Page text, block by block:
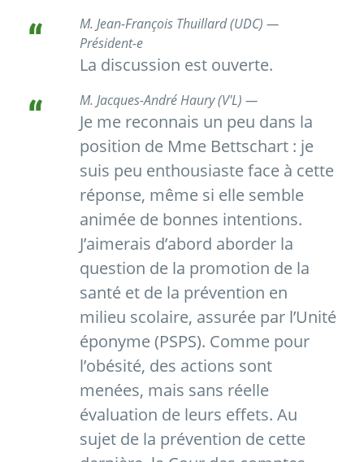
M. Jean-François Thuillard (UDC) —
Président-e
La discussion est ouverte.
M. Jacques-André Haury (V'L) —
Je me reconnais un peu dans la
position de Mme Bettschart : je
suis peu enthousiaste face à cette
réponse, même si elle semble
animée de bonnes intentions.
J’aimerais d’abord aborder la
question de la promotion de la
santé et de la prévention en
milieu scolaire, assurée par l’Unité
éponyme (PSPS). Comme pour
l’obésité, des actions sont
menées, mais sans réelle
évaluation de leurs effets. Au
sujet de la prévention de cette